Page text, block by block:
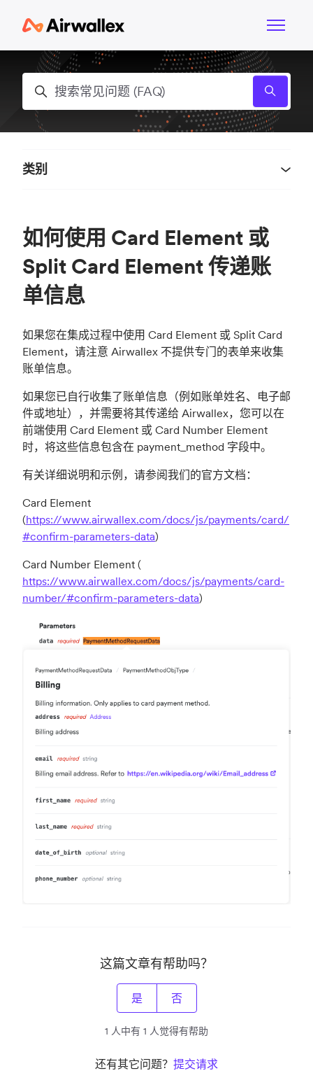
切换导
搜索
如何使用 Card Element 或
Split Card Element 传递账
单信息
如果您在集成过程中使用 Card Element 或 Split Card
Element，请注意 Airwallex 不提供专门的表单来收集
账单信息。
如果您已自行收集了账单信息（例如账单姓名、电子邮
件或地址），并需要将其传递给 Airwallex，您可以在
前端使用 Card Element 或 Card Number Element
时，将这些信息包含在 payment_method 字段中。
有关详细说明和示例，请参阅我们的官方文档：
Card Element
(https://www.airwallex.com/docs/js/payments/card/
#confirm-parameters-data)
Card Number Element (
https://www.airwallex.com/docs/js/payments/card-
number/#confirm-parameters-data)
这篇文章有帮助吗？
是 否
1 人中有 1 人觉得有帮助
还有其它问题？ 提交请求
类别